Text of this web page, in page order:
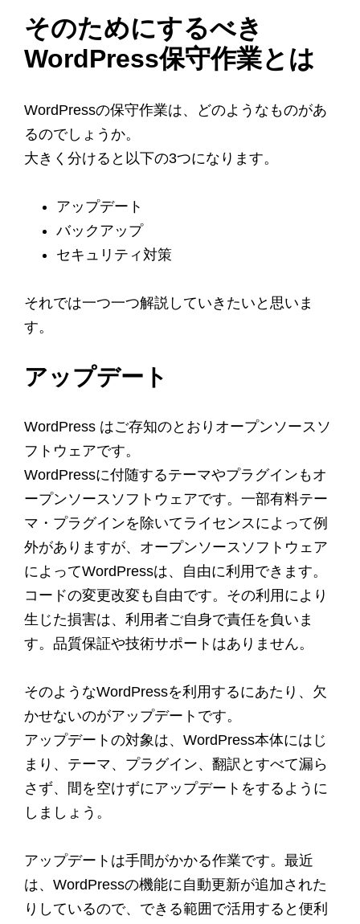
そのためにするべき
WordPress保守作業とは
WordPressの保守作業は、どのようなものがあ
るのでしょうか。
大きく分けると以下の3つになります。
アップデート
バックアップ
セキュリティ対策
それでは一つ一つ解説していきたいと思いま
す。
アップデート
WordPress はご存知のとおりオープンソースソ
フトウェアです。
WordPressに付随するテーマやプラグインもオ
ープンソースソフトウェアです。一部有料テー
マ・プラグインを除いてライセンスによって例
外がありますが、オープンソースソフトウェア
によってWordPressは、自由に利用できます。
コードの変更改変も自由です。その利用により
生じた損害は、利用者ご自身で責任を負いま
す。品質保証や技術サポートはありません。
そのようなWordPressを利用するにあたり、欠
かせないのがアップデートです。
アップデートの対象は、WordPress本体にはじ
まり、テーマ、プラグイン、翻訳とすべて漏ら
さず、間を空けずにアップデートをするように
しましょう。
アップデートは手間がかかる作業です。最近
は、WordPressの機能に自動更新が追加された
りしているので、できる範囲で活用すると便利